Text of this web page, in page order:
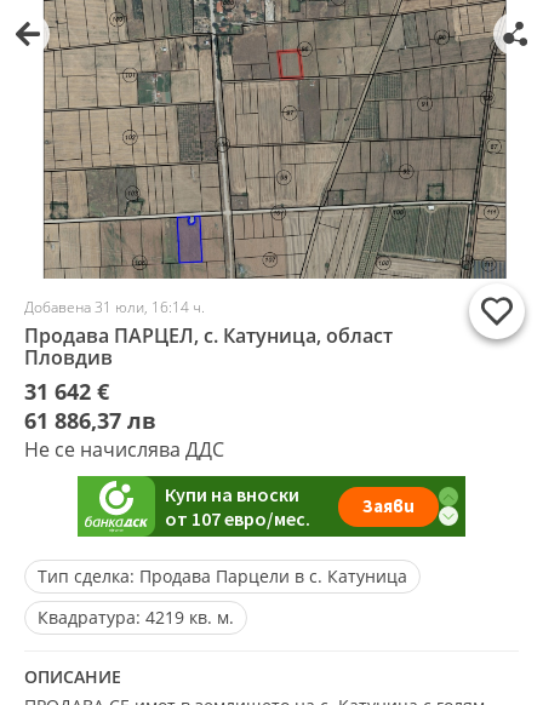
Добавена 31 юли, 16:14 ч.
Продава ПАРЦЕЛ, с. Катуница, област
Пловдив
31 642 €
61 886,37 лв
Не се начислява ДДС
Тип сделка: Продава Парцели в с. Катуница
Квадратура: 4219 кв. м.
ОПИСАНИЕ